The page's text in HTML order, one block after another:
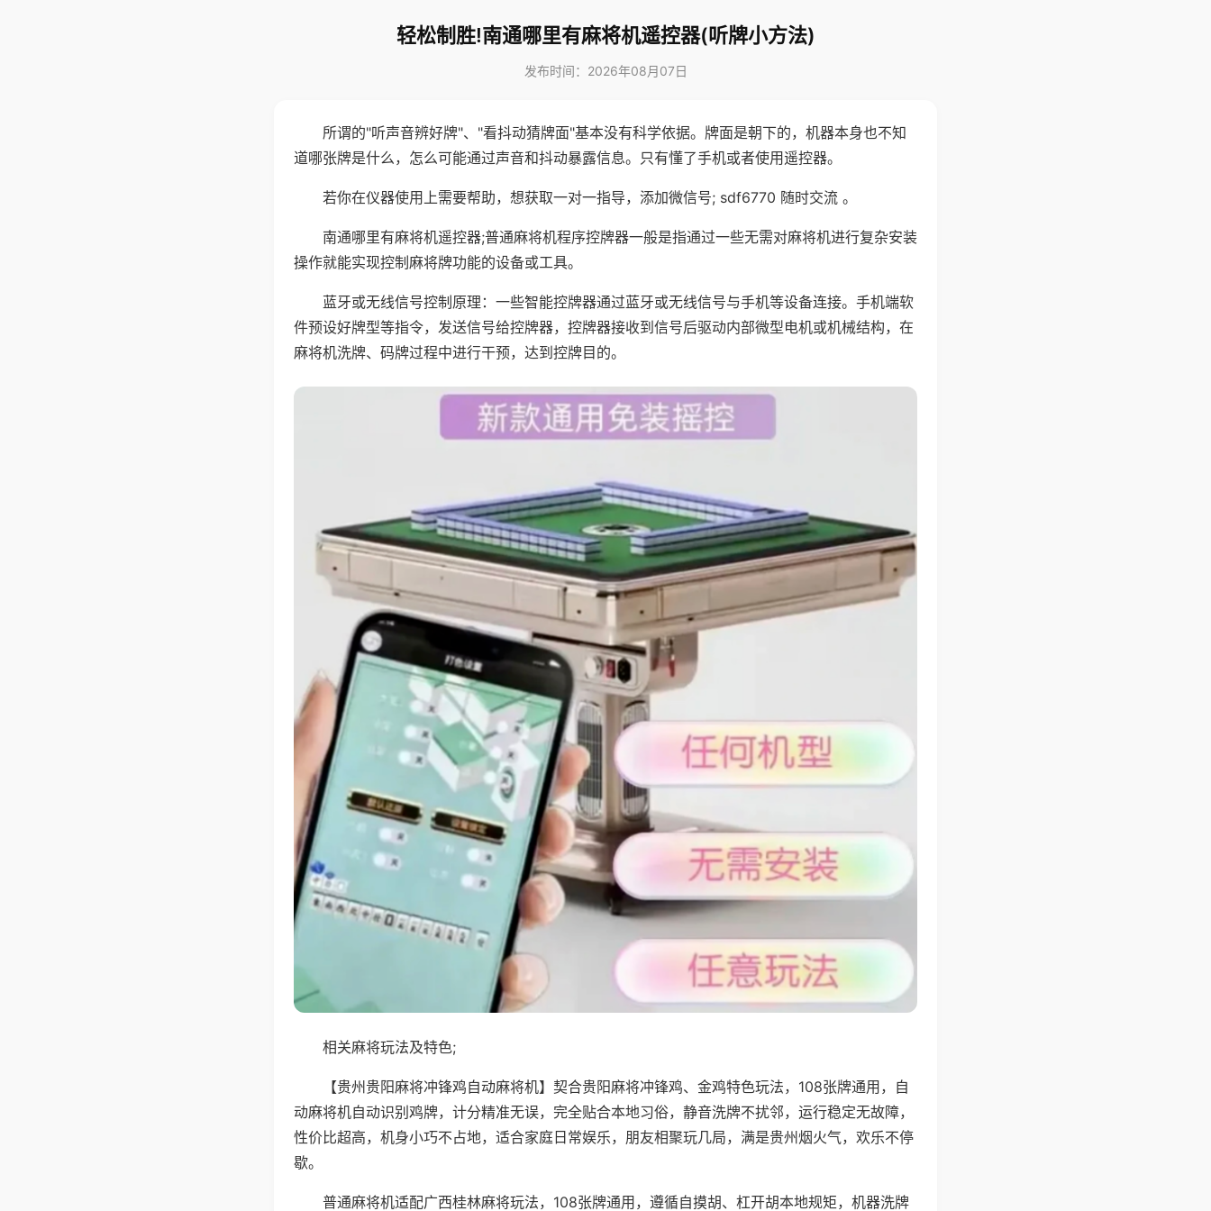
轻松制胜!南通哪里有麻将机遥控器(听牌小方法)
发布时间：2026年08月07日
所谓的"听声音辨好牌"、"看抖动猜牌面"基本没有科学依据。牌面是朝下的，机器本身也不知
道哪张牌是什么，怎么可能通过声音和抖动暴露信息。只有懂了手机或者使用遥控器。
若你在仪器使用上需要帮助，想获取一对一指导，添加微信号; sdf6770 随时交流 。
南通哪里有麻将机遥控器;普通麻将机程序控牌器一般是指通过一些无需对麻将机进行复杂安装
操作就能实现控制麻将牌功能的设备或工具。
蓝牙或无线信号控制原理：一些智能控牌器通过蓝牙或无线信号与手机等设备连接。手机端软
件预设好牌型等指令，发送信号给控牌器，控牌器接收到信号后驱动内部微型电机或机械结构，在
麻将机洗牌、码牌过程中进行干预，达到控牌目的。
相关麻将玩法及特色;
【贵州贵阳麻将冲锋鸡自动麻将机】契合贵阳麻将冲锋鸡、金鸡特色玩法，108张牌通用，自
动麻将机自动识别鸡牌，计分精准无误，完全贴合本地习俗，静音洗牌不扰邻，运行稳定无故障，
性价比超高，机身小巧不占地，适合家庭日常娱乐，朋友相聚玩几局，满是贵州烟火气，欢乐不停
歇。
普通麻将机适配广西桂林麻将玩法，108张牌通用，遵循自摸胡、杠开胡本地规矩，机器洗牌